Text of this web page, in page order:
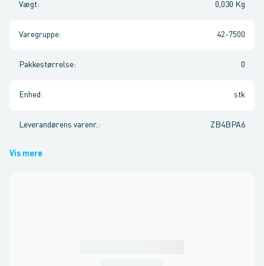
Vægt: 0,030 Kg
Varegruppe: 42-7500
Pakkestørrelse: 0
Enhed : stk
Leverandørens varenr. : ZB4BPA6
Vis mere